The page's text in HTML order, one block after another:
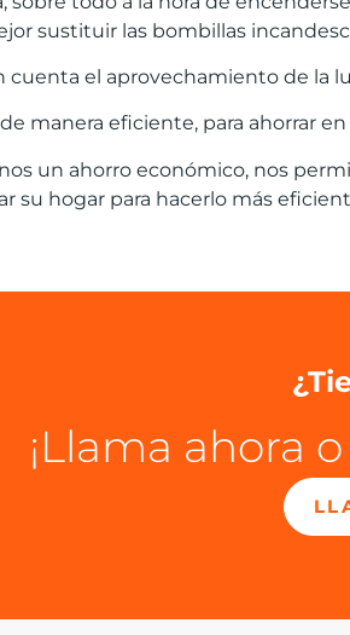
sustituir las bombillas
el aprovechamiento de la
manera eficiente, para ahorrar en
un ahorro económico, nos
su hogar para hacerlo más
¡Llama ahora